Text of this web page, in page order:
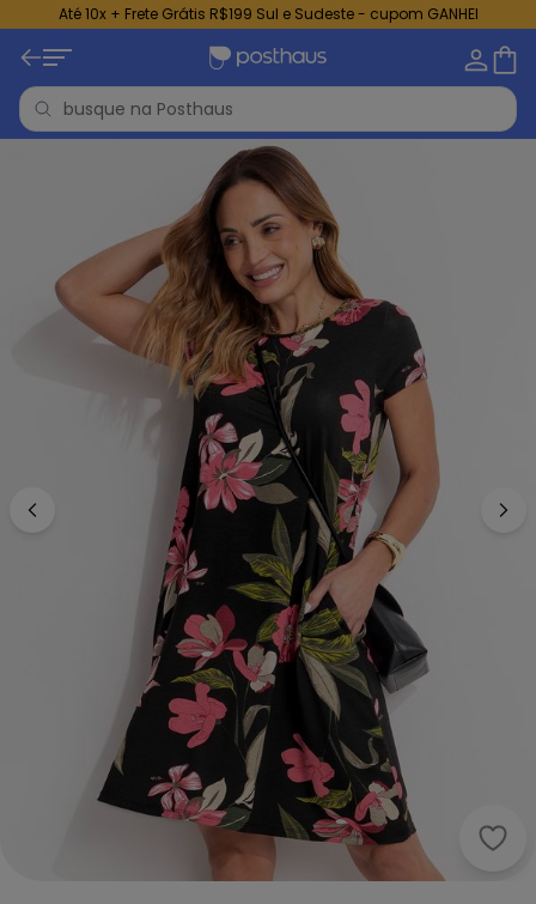
Até 10x + Frete Grátis R$199 Sul e Sudeste - cupom GANHEI